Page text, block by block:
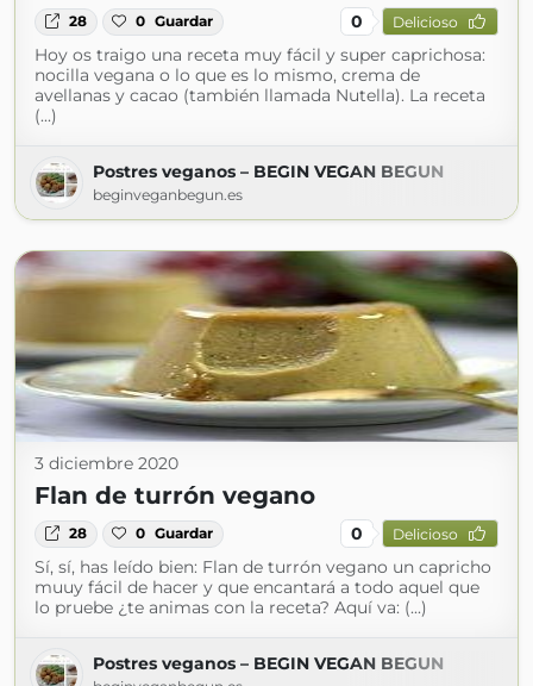
28 0 Guardar 0 Delicioso
Hoy os traigo una receta muy fácil y super caprichosa:
nocilla vegana o lo que es lo mismo, crema de
avellanas y cacao (también llamada Nutella). La receta
(...)
Postres veganos – BEGIN VEGAN BEGUN
beginveganbegun.es
3 diciembre 2020
Flan de turrón vegano
28 0 Guardar 0 Delicioso
Sí, sí, has leído bien: Flan de turrón vegano un capricho
muuy fácil de hacer y que encantará a todo aquel que
lo pruebe ¿te animas con la receta? Aquí va: (...)
Postres veganos – BEGIN VEGAN BEGUN